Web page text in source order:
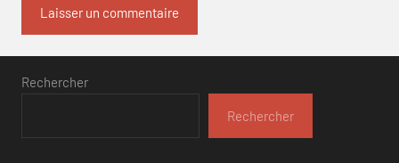
Rechercher
Rechercher